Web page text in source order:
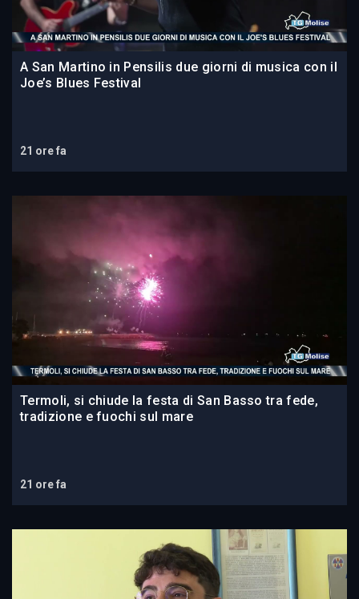
A San Martino in Pensilis due giorni di musica con il
Joe’s Blues Festival
21 ore fa
Termoli, si chiude la festa di San Basso tra fede,
tradizione e fuochi sul mare
21 ore fa